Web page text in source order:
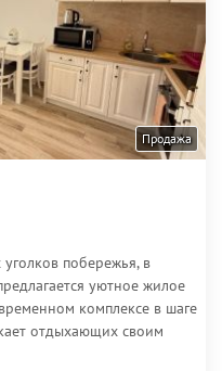
Продажа
побережья, в
уютное жилое
комплексе в шаге
отдыхающих своим